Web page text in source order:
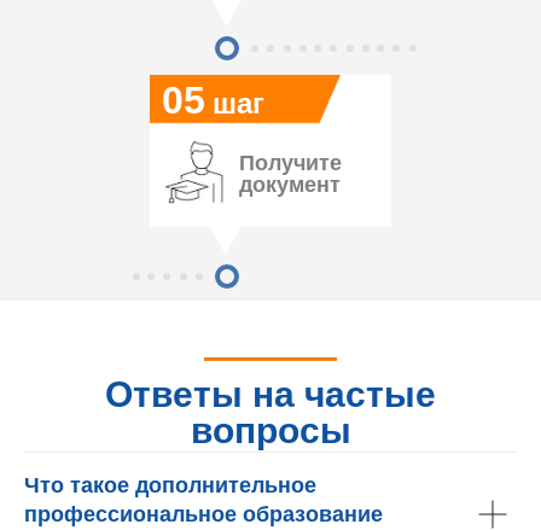
05 шаг
Получите
документ
Ответы на частые
вопросы
Что такое дополнительное
профессиональное образование